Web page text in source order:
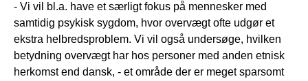
- Vi vil bl.a. have et særligt fokus på mennesker med
samtidig psykisk sygdom, hvor overvægt ofte udgør et
ekstra helbredsproblem. Vi vil også undersøge, hvilken
betydning overvægt har hos personer med anden etnisk
herkomst end dansk, - et område der er meget sparsomt